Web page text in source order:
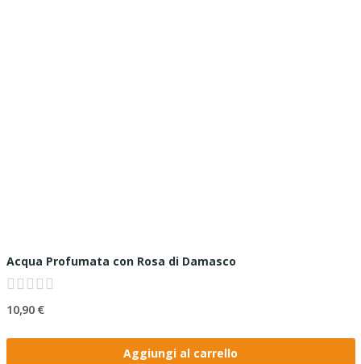
Acqua Profumata con Rosa di Damasco
10,90 €
Aggiungi al carrello